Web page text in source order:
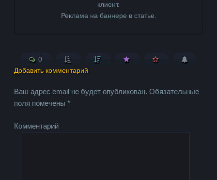
клиент.
Реклама на баннере в статье.
0
Добавить комментарий
Ваш адрес email не будет опубликован. Обязательные
поля помечены*
Комментарий